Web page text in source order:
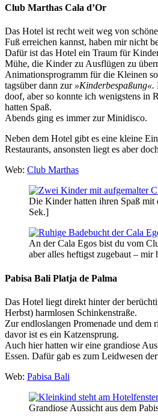
Club Marthas Cala d’Or
Das Hotel ist recht weit weg von
Fuß erreichen kannst, haben mir nicht
Dafür ist das Hotel ein Traum für
Mühe, die Kinder zu Ausflügen zu
Animationsprogramm für die Kleinen
tagsüber dann zur»Kinderbespaßung«.
doof, aber so konnte ich wenigstens in
hatten Spaß.
Abends ging es immer zur Minidisco.
Neben dem Hotel gibt es eine kleine
Restaurants, ansonsten liegt es aber
Web: Club Marthas
Die Kinder hatten ihren Spaß
Sek.]
An der Cala Egos bist du vom
aber alles heftigst zugebaut –
Pabisa Bali Platja de Palma
Das Hotel liegt direkt hinter der
Herbst) harmlosen Schinkenstraße.
Zur endloslangen Promenade und dem
davor ist es ein Katzensprung.
Auch hier hatten wir eine grandiose
Essen. Dafür gab es zum Leidwesen
Web: Pabisa Bali
Grandiose Aussicht aus dem